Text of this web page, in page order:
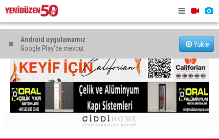
Android uygulamamız
Google Play'de mevcut
Yükle